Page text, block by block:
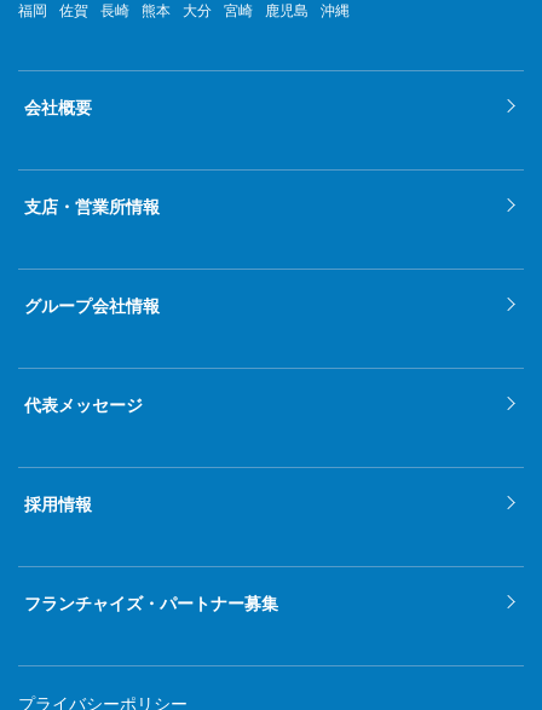
2022年4月
2022年3月
2022年1月
福岡
佐賀 長崎 熊本 大分 宮崎 鹿児島 沖縄
会社概要
支店・営業所情報
グループ会社情報
代表メッセージ
採用情報
フランチャイズ・パートナー募集
プライバシーポリシー